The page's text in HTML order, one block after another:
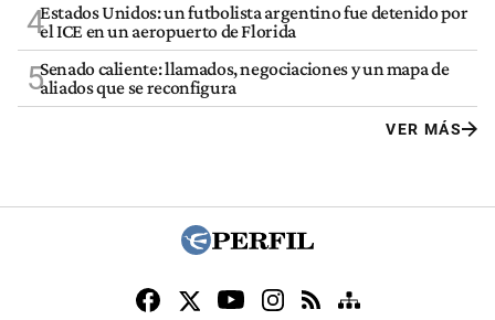
4Estados Unidos: un futbolista argentino fue detenido por
el ICE en un aeropuerto de Florida
5Senado caliente: llamados, negociaciones y un mapa de
aliados que se reconfigura
VER MÁS